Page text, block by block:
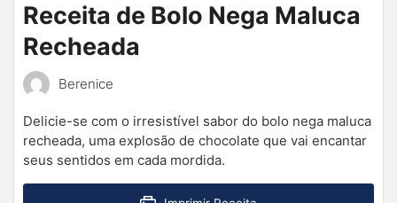
Receita de Bolo Nega Maluca
Recheada
Berenice
Delicie-se com o irresistível sabor do bolo nega maluca
recheada, uma explosão de chocolate que vai encantar
seus sentidos em cada mordida.